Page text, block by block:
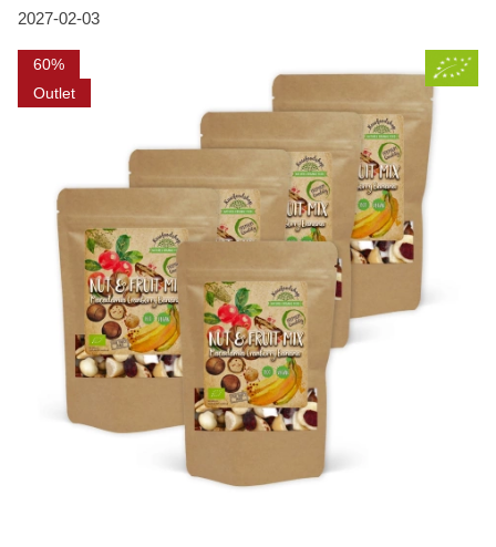
2027-02-03
60
Outlet
Tuotekuvat Pähkinä- & Hedelmäsekoitus Macadamia Karpalo